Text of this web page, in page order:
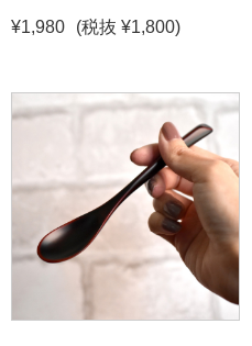
¥1,980
(税抜 ¥1,800)